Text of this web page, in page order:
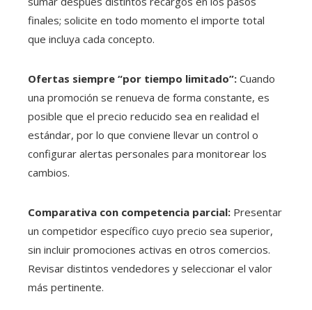
finales; solicite en todo momento el importe total
que incluya cada concepto.
Ofertas siempre “por tiempo limitado”: Cuando
una promoción se renueva de forma constante, es
posible que el precio reducido sea en realidad el
estándar, por lo que conviene llevar un control o
configurar alertas personales para monitorear los
cambios.
Comparativa con competencia parcial: Presentar
un competidor específico cuyo precio sea superior,
sin incluir promociones activas en otros comercios.
Revisar distintos vendedores y seleccionar el valor
más pertinente.